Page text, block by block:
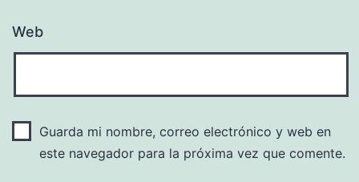
Web
Guarda mi nombre, correo electrónico y web en
este navegador para la próxima vez que comente.